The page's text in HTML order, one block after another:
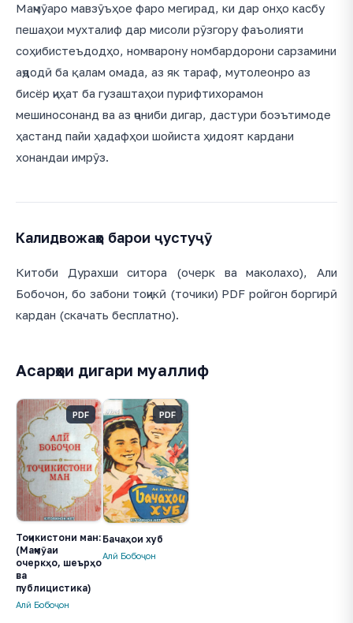
Маҷмӯаро мавзӯъҳое фаро мегирад, ки дар онҳо касбу
пешаҳои мухталиф дар мисоли рӯзгору фаъолияти
соҳибистеъдодҳо, номварону номбардорони сарзамини
аҷдодӣ ба қалам омада, аз як тараф, мутолеонро аз
бисёр ҷиҳат ба гузаштаҳои пурифтихорамон
мешиносонанд ва аз ҷониби дигар, дастури боэътимоде
ҳастанд пайи ҳадафҳои шойиста ҳидоят кардани
хонандаи имрӯз.
Калидвожаҳо барои ҷустуҷӯ
Китоби Дурахши ситора (очерк ва маколахо), Али
Бобочон, бо забони тоҷикӣ (точики) PDF ройгон боргирӣ
кардан (скачать бесплатно).
Асарҳои дигари муаллиф
PDF
Тоҷикистони ман:
(Маҷмӯаи
очеркҳо, шеърҳо
ва
публицистика)
Алӣ Бобоҷон
PDF
Бачаҳои хуб
Алӣ Бобоҷон